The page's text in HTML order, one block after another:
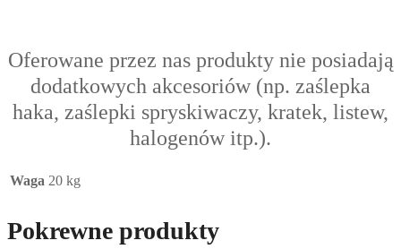
Oferowane przez nas produkty nie posiadają
dodatkowych akcesoriów (np. zaślepka
haka, zaślepki spryskiwaczy, kratek, listew,
halogenów itp.).
Waga 20 kg
Pokrewne produkty